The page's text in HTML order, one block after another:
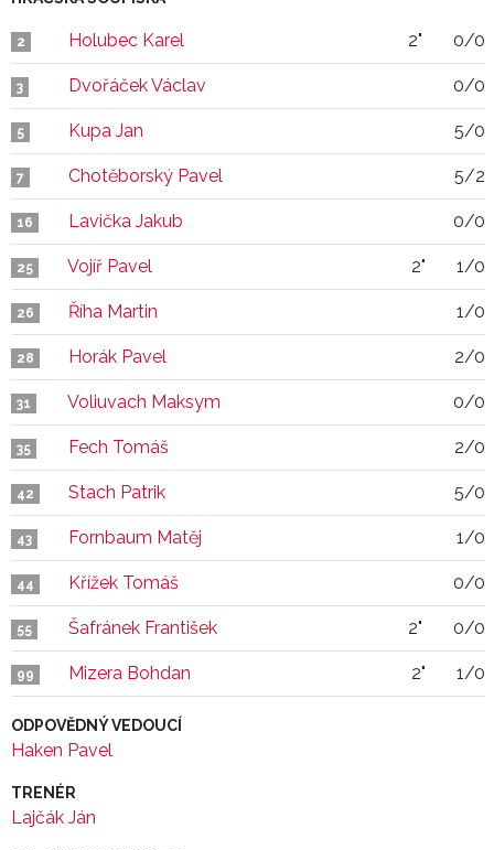
2 Holubec Karel 2" 0/0
3 Dvořáček Václav 0/0
5 Kupa Jan 5/0
7 Chotěborský Pavel 5/2
16 Lavička Jakub 0/0
25 Vojíř Pavel 2" 1/0
26 Říha Martin 1/0
28 Horák Pavel 2/0
31 Voliuvach Maksym 0/0
35 Fech Tomáš 2/0
42 Stach Patrik 5/0
43 Fornbaum Matěj 1/0
44 Křížek Tomáš 0/0
55 Šafránek František 2" 0/0
99 Mizera Bohdan 2" 1/0
ODPOVĚDNÝ VEDOUCÍ
Haken Pavel
TRENÉR
Lajčák Ján